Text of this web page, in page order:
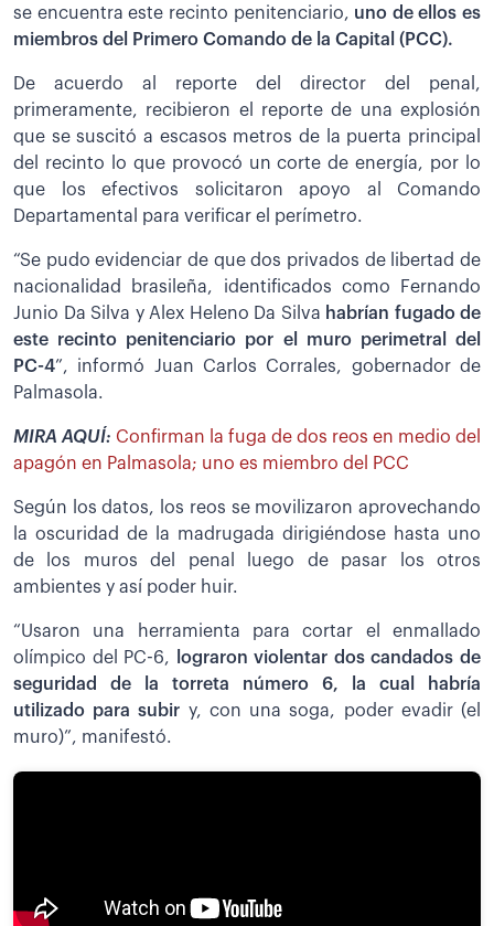
se encuentra este recinto penitenciario, uno de ellos es
miembros del Primero Comando de la Capital (PCC).
De acuerdo al reporte del director del penal,
primeramente, recibieron el reporte de una explosión
que se suscitó a escasos metros de la puerta principal
del recinto lo que provocó un corte de energía, por lo
que los efectivos solicitaron apoyo al Comando
Departamental para verificar el perímetro.
“Se pudo evidenciar de que dos privados de libertad de
nacionalidad brasileña, identificados como Fernando
Junio Da Silva y Alex Heleno Da Silva habrían fugado de
este recinto penitenciario por el muro perimetral del
PC-4”, informó Juan Carlos Corrales, gobernador de
Palmasola.
MIRA AQUÍ: Confirman la fuga de dos reos en medio del
apagón en Palmasola; uno es miembro del PCC
Según los datos, los reos se movilizaron aprovechando
la oscuridad de la madrugada dirigiéndose hasta uno
de los muros del penal luego de pasar los otros
ambientes y así poder huir.
“Usaron una herramienta para cortar el enmallado
olímpico del PC-6,
lograron violentar dos candados de
seguridad de la torreta número 6, la cual habría
utilizado para subir y, con una soga, poder evadir (el
muro)”, manifestó.